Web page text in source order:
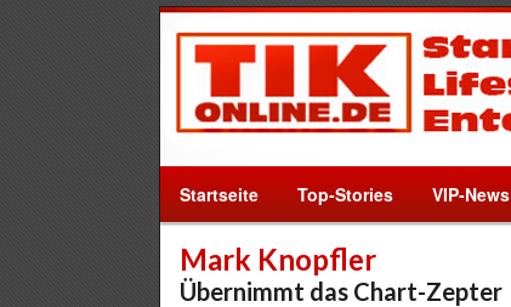
Startseite Top-Stories VIP-News
Mark Knopfler
Übernimmt das Chart-Zepter